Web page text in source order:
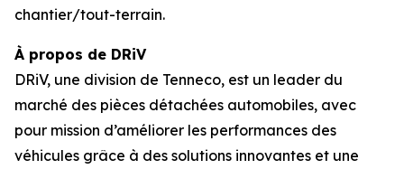
chantier/tout-terrain.
À propos de DRiV
DRiV, une division de Tenneco, est un leader du
marché des pièces détachées automobiles, avec
pour mission d’améliorer les performances des
véhicules grâce à des solutions innovantes et une